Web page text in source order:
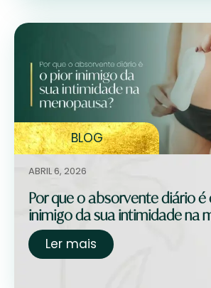
BLOG
ABRIL 6, 2026
Por que o absorvente diário é
inimigo da sua intimidade na
Ler mais